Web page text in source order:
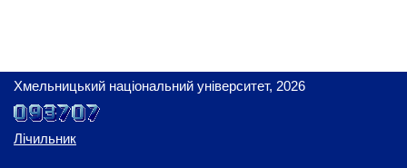
Хмельницький національний університет, 2026
Лічильник